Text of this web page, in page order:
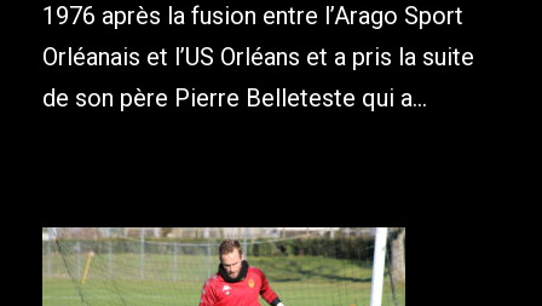
1976 après la fusion entre l’Arago Sport
Orléanais et l’US Orléans et a pris la suite
de son père Pierre Belleteste qui a...